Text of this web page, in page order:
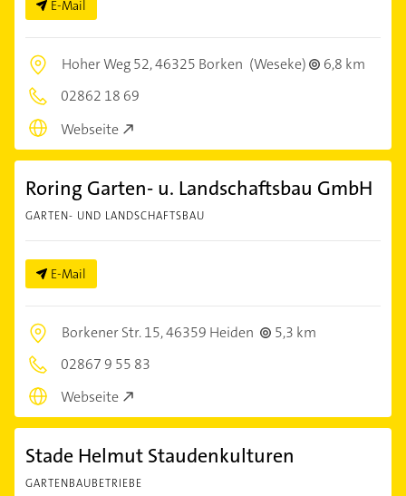
E-Mail
Hoher Weg 52,46325 Borken (Weseke)
6,8 km
02862 18 69
Webseite
Roring Garten- u. Landschaftsbau GmbH
GARTEN- UND LANDSCHAFTSBAU
E-Mail
Borkener Str. 15,46359 Heiden
5,3 km
02867 9 55 83
Webseite
Stade Helmut Staudenkulturen
GARTENBAUBETRIEBE